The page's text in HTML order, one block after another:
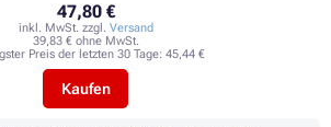
47,80 €
inkl. MwSt. zzgl. Versand
39,83 € ohne MwSt.
Preis der letzten 30 Tage: 45,44 €
Kaufen